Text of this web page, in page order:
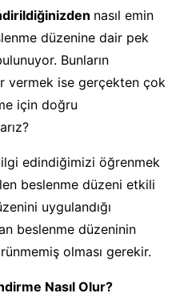
nasıl emin
düzenine dair pek
Bunların
vermek ise gerçekten çok
için doğru
edindiğimizi öğrenmek
beslenme düzeni etkili
uygulandığı
beslenme düzeninin
olması gerekir.
Nasıl Olur?